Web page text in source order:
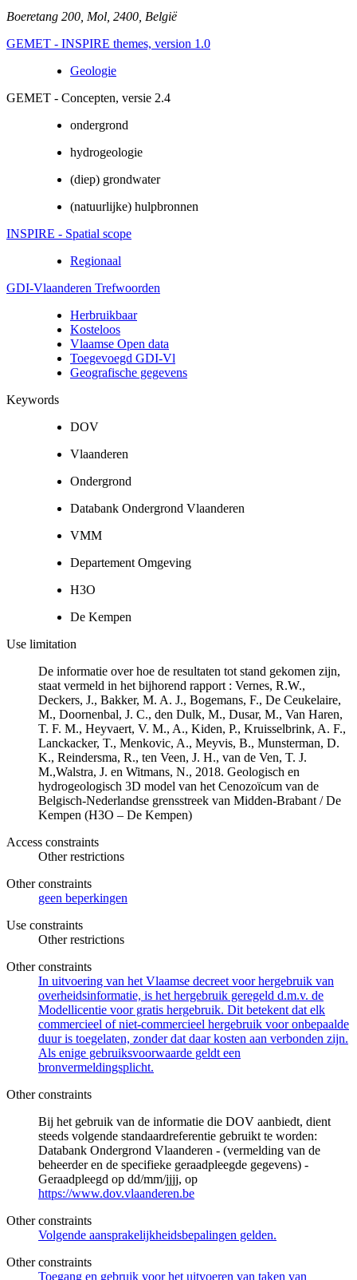
Boeretang 200 Mol 2400 België
GEMET - INSPIRE themes, version 1.0
Geologie
GEMET - Concepten, versie 2.4
ondergrond
hydrogeologie
(diep) grondwater
(natuurlijke) hulpbronnen
INSPIRE - Spatial scope
Regionaal
GDI-Vlaanderen Trefwoorden
Herbruikbaar
Kosteloos
Vlaamse Open data
Toegevoegd GDI-Vl
Geografische gegevens
Keywords
DOV
Vlaanderen
Ondergrond
Databank Ondergrond Vlaanderen
VMM
Departement Omgeving
H3O
De Kempen
Use limitation
De informatie over hoe de resultaten tot stand gekomen zijn,
staat vermeld in het bijhorend rapport : Vernes, R.W.,
Deckers, J., Bakker, M. A. J., Bogemans, F., De Ceukelaire,
M., Doornenbal, J. C., den Dulk, M., Dusar, M., Van Haren,
T. F. M., Heyvaert, V. M., A., Kiden, P., Kruisselbrink, A. F.,
Lanckacker, T., Menkovic, A., Meyvis, B., Munsterman, D.
K., Reindersma, R., ten Veen, J. H., van de Ven, T. J.
M.,Walstra, J. en Witmans, N., 2018. Geologisch en
hydrogeologisch 3D model van het Cenozoïcum van de
Belgisch-Nederlandse grensstreek van Midden-Brabant / De
Kempen (H3O – De Kempen)
Access constraints
Other restrictions
Other constraints
geen beperkingen
Use constraints
Other restrictions
Other constraints
In uitvoering van het Vlaamse decreet voor hergebruik van
overheidsinformatie, is het hergebruik geregeld d.m.v. de
Modellicentie voor gratis hergebruik. Dit betekent dat elk
commercieel of niet-commercieel hergebruik voor onbepaalde
duur is toegelaten, zonder dat daar kosten aan verbonden zijn.
Als enige gebruiksvoorwaarde geldt een
bronvermeldingsplicht.
Other constraints
Bij het gebruik van de informatie die DOV aanbiedt, dient
steeds volgende standaardreferentie gebruikt te worden:
Databank Ondergrond Vlaanderen - (vermelding van de
beheerder en de specifieke geraadpleegde gegevens) -
Geraadpleegd op dd/mm/jjjj, op
https://www.dov.vlaanderen.be
Other constraints
Volgende aansprakelijkheidsbepalingen gelden.
Other constraints
Toegang en gebruik voor het uitvoeren van taken van